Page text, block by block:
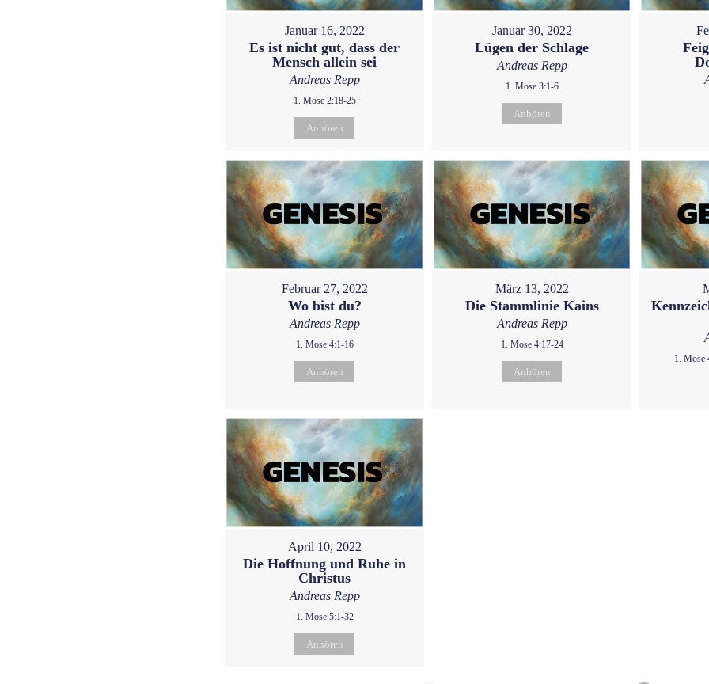
Januar 16, 2022
Es ist nicht gut, dass der
Mensch allein sei
Andreas Repp
1. Mose 2:18-25
Anhören
Januar 30, 2022
Lügen der Schlage
Andreas Repp
1. Mose 3:1-6
Anhören
Februar 27, 2022
Wo bist du?
Andreas Repp
1. Mose 4:1-16
Anhören
März 13, 2022
Die Stammlinie Kains
Andreas Repp
1. Mose 4:17-24
Anhören
1. Mose
April 10, 2022
Die Hoffnung und Ruhe in
Christus
Andreas Repp
1. Mose 5:1-32
Anhören